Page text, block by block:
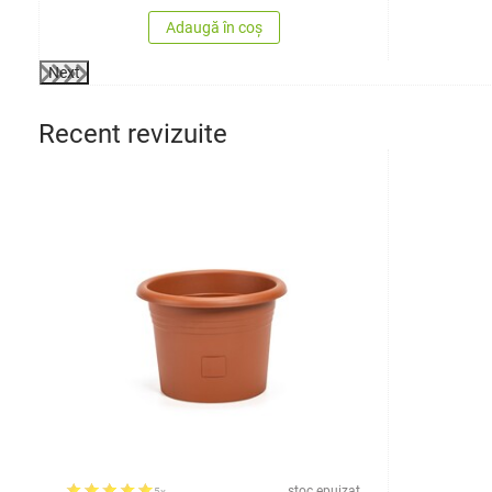
Adaugă în coș
Next
Recent revizuite